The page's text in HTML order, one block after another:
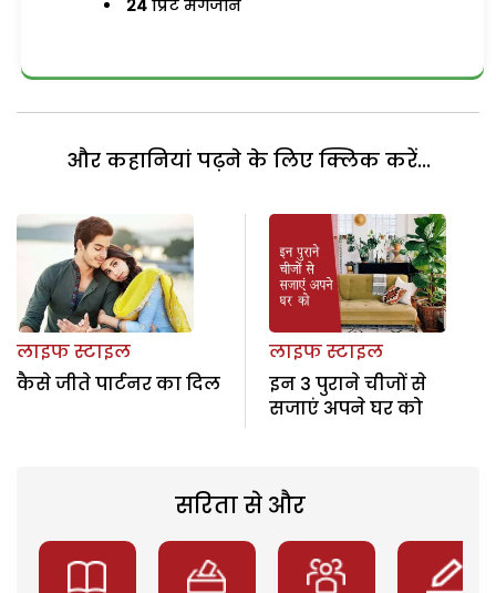
24 प्रिंट मैगजीन
और कहानियां पढ़ने के लिए क्लिक करें...
लाइफ स्टाइल
कैसे जीते पार्टनर का दिल
लाइफ स्टाइल
इन 3 पुराने चीजों से
सजाएं अपने घर को
सरिता से और